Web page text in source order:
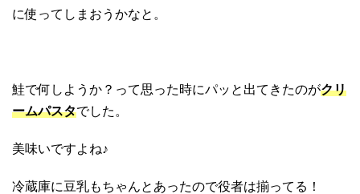
に使ってしまおうかなと。
鮭で何しようか？って思った時にパッと出てきたのがクリ
ームパスタでした。
美味いですよね♪
冷蔵庫に豆乳もちゃんとあったので役者は揃ってる！